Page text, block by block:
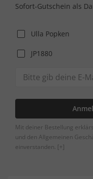
Sofort-Gutschein als
Ulla Popken
JP1880
Mit deiner Bestellung
und den Allgemeinen
einverstanden. [+]